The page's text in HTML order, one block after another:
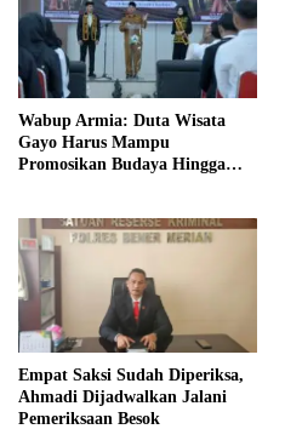
Wabup Armia: Duta Wisata
Gayo Harus Mampu
Promosikan Budaya Hingga
Empat Saksi Sudah Diperiksa,
Ahmadi Dijadwalkan Jalani
Pemeriksaan Besok